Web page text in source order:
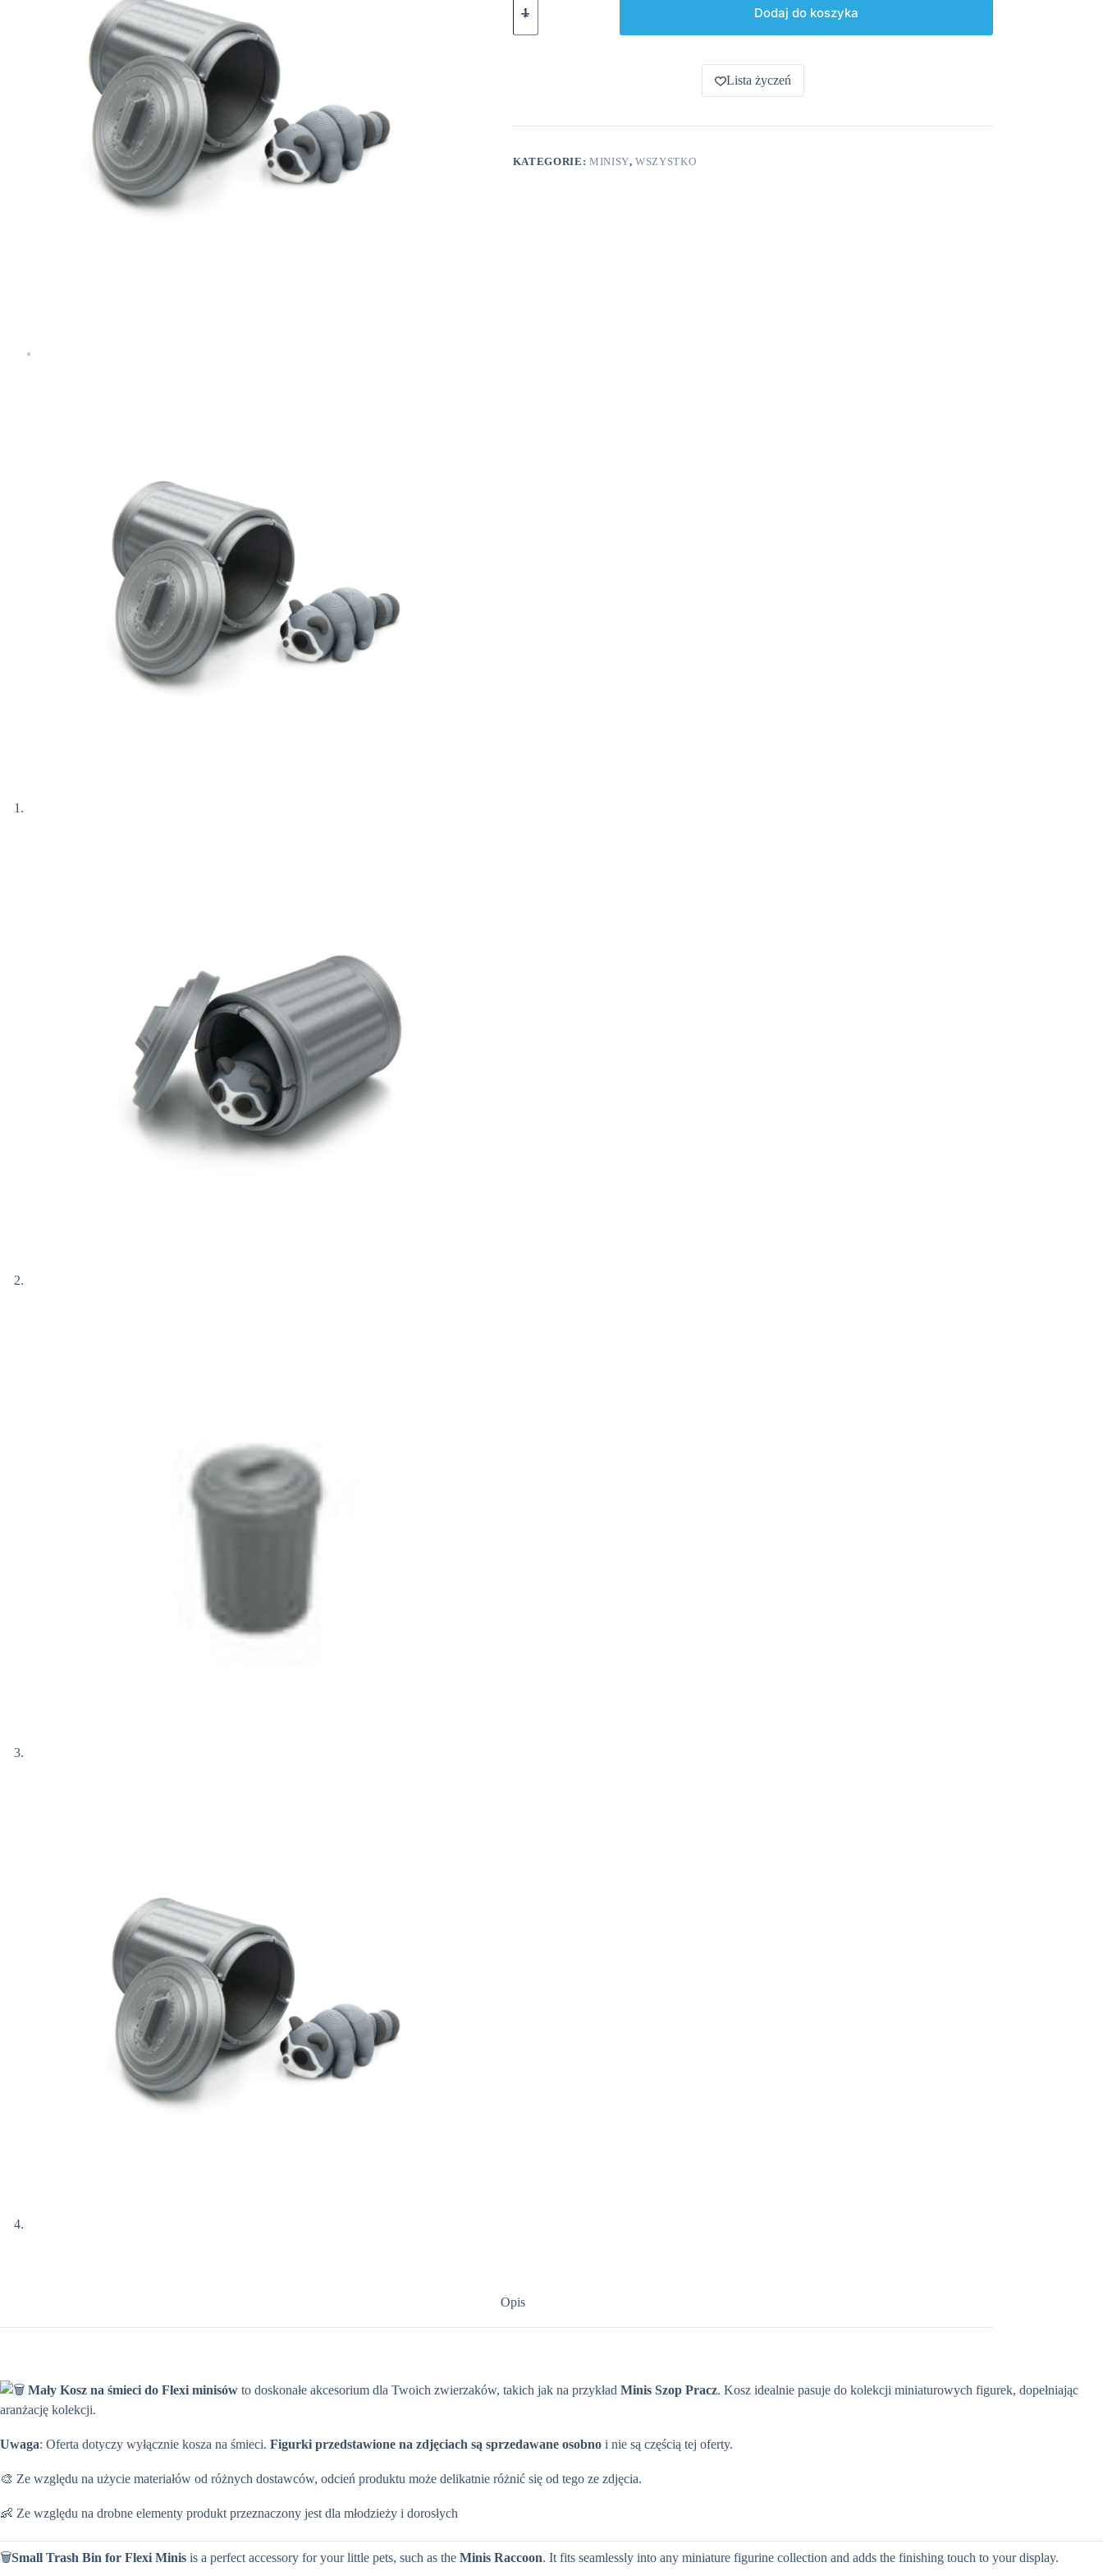
Mały
Na
Dodaj do koszyka
Lista życzeń
KATEGORIE: MINISY,WSZYSTKO
Opis
Mały Kosz na śmieci do Flexi minisów to doskonałe akcesorium dla Twoich zwierzaków, takich jak na przykład Minis Szop Pracz. Kosz idealnie pasuje do kolekcji miniaturowych figurek, dopełniając
aranżację kolekcji.
Uwaga: Oferta dotyczy wyłącznie kosza na śmieci. Figurki przedstawione na zdjęciach są sprzedawane osobno i nie są częścią tej oferty.
🎨 Ze względu na użycie materiałów od różnych dostawców, odcień produktu może delikatnie różnić się od tego ze zdjęcia.
👶 Ze względu na drobne elementy produkt przeznaczony jest dla młodzieży i dorosłych
🗑️Small Trash Bin for Flexi Minis is a perfect accessory for your little pets, such as the Minis Raccoon. It fits seamlessly into any miniature figurine collection and adds the finishing touch to your display.